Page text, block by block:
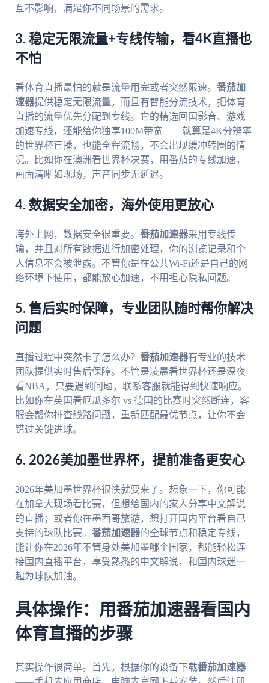
互不影响，满足你不同场景的需求。
3. 稳定无限流量+专线传输，看4K直播也
不怕
看体育直播最怕的就是流量用完或者突然限速。 番茄加
速器提供稳定无限流量，而且有智能分流技术，把体育
直播的流量优先分配到专线。它的精选回国影音、游戏
加速专线，还能给你独享100M带宽——就算是4K分辨率
的世界杯直播，也能全程流畅，不会出现缓冲转圈的情
况。比如你在澳洲看世界杯决赛，用番茄的专线加速，
画面清晰如现场，声音同步无延迟。
4. 数据安全加密，海外使用更放心
海外上网，数据安全很重要。 番茄加速器采用专线传
输，并且对所有数据进行加密处理，你的浏览记录和个
人信息不会被泄露。不管你是在公共Wi-Fi还是自己的网
络环境下使用，都能放心加速，不用担心隐私问题。
5. 售后实时保障，专业团队随时帮你解决
问题
直播过程中突然卡了怎么办？ 番茄加速器有专业的技术
团队提供实时售后保障。不管是凌晨看世界杯还是深夜
看NBA，只要遇到问题，联系客服就能得到快速响应。
比如你在英国看厄瓜多尔 vs 德国的比赛时突然断连，客
服会帮你排查线路问题，重新匹配最优节点，让你不会
错过关键进球。
6. 2026美加墨世界杯，提前准备更安心
2026年美加墨世界杯很快就要来了。想象一下，你可能
在加拿大现场看比赛，但想给国内的家人分享中文解说
的直播；或者你在墨西哥旅游，想打开国内平台看自己
支持的球队比赛。 番茄加速器的全球节点和稳定专线，
能让你在2026年不管身处美加墨哪个国家，都能轻松连
接国内直播平台，享受熟悉的中文解说，和国内球迷一
起为球队加油。
具体操作：用番茄加速器看国内
体育直播的步骤
其实操作很简单。首先，根据你的设备下载番茄加速器